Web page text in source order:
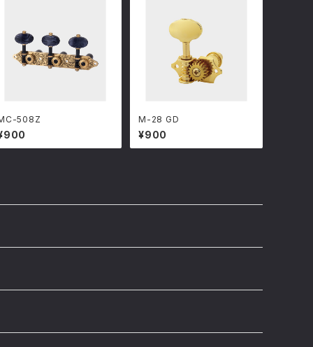
508Z M-28 GD
¥900